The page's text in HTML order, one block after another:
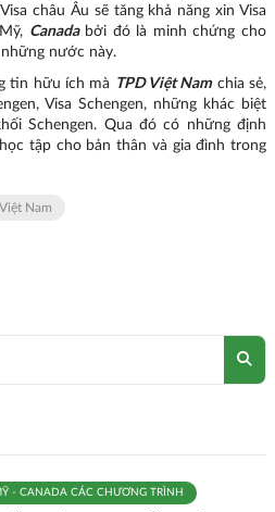
châu Âu sẽ tăng khả năng xin Visa
Canadabởi đó là minh chứng cho
nước này.
tin hữu ích mà TPD Việt Namchia sẻ,
Visa Schengen, những khác biệt
Schengen. Qua đó có những định
tập cho bản thân và gia đình trong
Nam
- CANADA CÁC CHƯƠNG TRÌNH